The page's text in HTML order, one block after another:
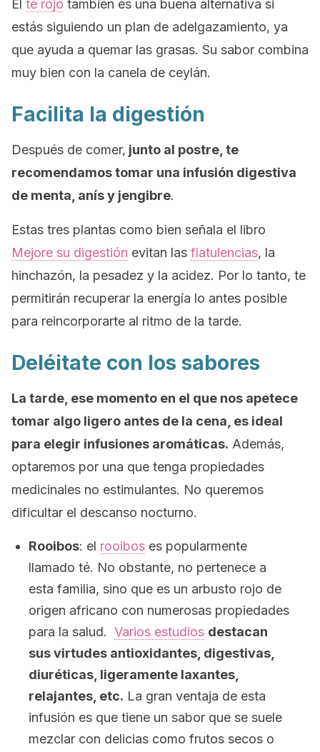
El té rojo también es una buena alternativa si
estás siguiendo un plan de adelgazamiento, ya
que ayuda a quemar las grasas. Su sabor combina
muy bien con la canela de ceylán.
Facilita la digestión
Después de comer, junto al postre, te
recomendamos tomar una infusión digestiva
de menta, anís y jengibre.
Estas tres plantas como bien señala el libro
Mejore su digestión evitan las flatulencias, la
hinchazón, la pesadez y la acidez. Por lo tanto, te
permitirán recuperar la energía lo antes posible
para reincorporarte al ritmo de la tarde.
Deléitate con los sabores
La tarde, ese momento en el que nos apetece
tomar algo ligero antes de la cena, es ideal
para elegir infusiones aromáticas. Además,
optaremos por una que tenga propiedades
medicinales no estimulantes. No queremos
dificultar el descanso nocturno.
Rooibos: el rooibos es popularmente
llamado té. No obstante, no pertenece a
esta familia, sino que es un arbusto rojo de
origen africano con numerosas propiedades
para la salud. Varios estudios destacan
sus virtudes antioxidantes, digestivas,
diuréticas, ligeramente laxantes,
relajantes, etc. La gran ventaja de esta
infusión es que tiene un sabor que se suele
mezclar con delicias como frutos secos o